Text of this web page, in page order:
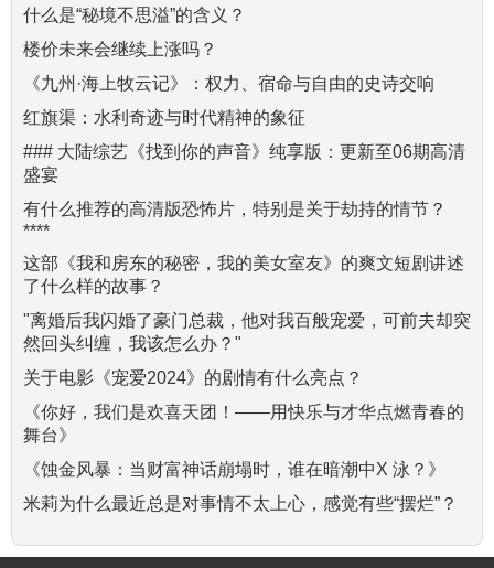
什么是“秘境不思溢”的含义？
楼价未来会继续上涨吗？
《九州·海上牧云记》：权力、宿命与自由的史诗交响
红旗渠：水利奇迹与时代精神的象征
### 大陆综艺《找到你的声音》纯享版：更新至06期高清
盛宴
有什么推荐的高清版恐怖片，特别是关于劫持的情节？
****
这部《我和房东的秘密，我的美女室友》的爽文短剧讲述
了什么样的故事？
"离婚后我闪婚了豪门总裁，他对我百般宠爱，可前夫却突
然回头纠缠，我该怎么办？"
关于电影《宠爱2024》的剧情有什么亮点？
《你好，我们是欢喜天团！——用快乐与才华点燃青春的
舞台》
《蚀金风暴：当财富神话崩塌时，谁在暗潮中X 泳？》
米莉为什么最近总是对事情不太上心，感觉有些“摆烂”？